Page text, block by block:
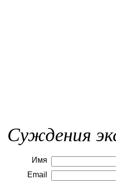
Суждения
Имя
Email